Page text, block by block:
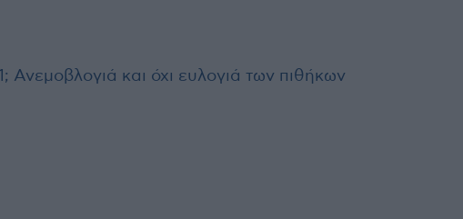
και όχι ευλογιά των πιθήκων